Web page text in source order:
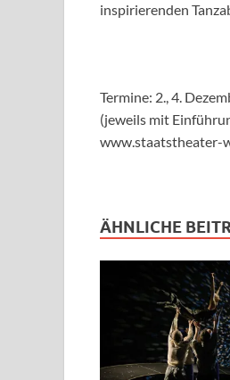
inspirierenden
Termine: 2., 4.
(jeweils mit
www.staatstheater-
ÄHNLICHE